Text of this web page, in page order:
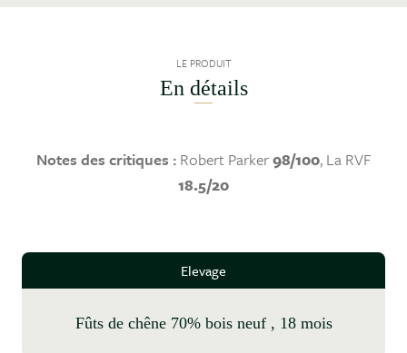
LE PRODUIT
En détails
Notes des critiques : Robert Parker98/100, La RVF
18.5/20
Elevage
fûts de chêne 70% bois neuf , 18 mois